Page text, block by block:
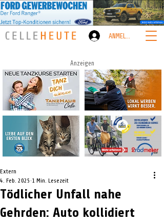
ANMELDEN
Anzeigen
Tödlicher Unfall nahe
Gehrden: Auto kollidiert
Extern
4. Feb. 2025 1 Min. Lesezeit